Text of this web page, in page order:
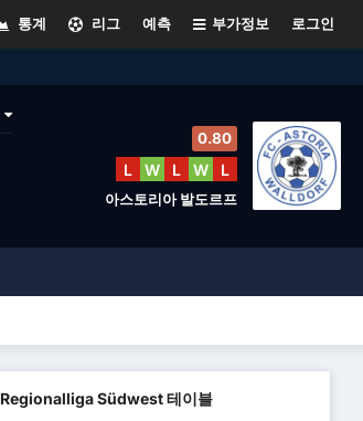
로그인
부가정보
예측
리그
통계
0.80
L W L W L
아스토리아 발도르프
Regionalliga Südwest 테이블